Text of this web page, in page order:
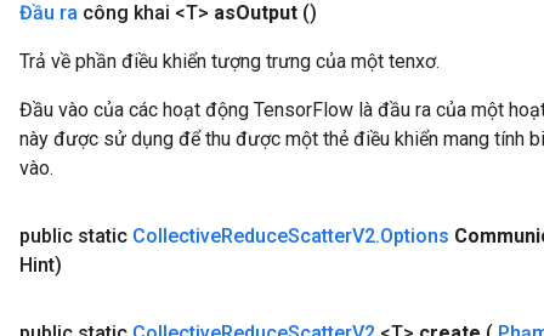
Đầu ra công khai <T> asOutput ()
Trả về phần điều khiển tượng trưng của một tenxơ.
Đầu vào của các hoạt động TensorFlow là đầu ra của một
này được sử dụng để thu được một thẻ điều khiển mang tính
vào.
public static CollectiveReduceScatterV2.Options
Hint)